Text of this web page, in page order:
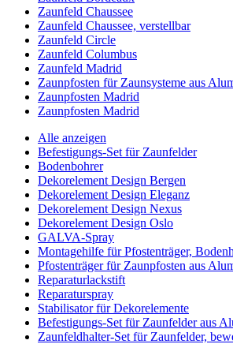
Zaunfeld Chaussee
Zaunfeld Chaussee, verstellbar
Zaunfeld Circle
Zaunfeld Columbus
Zaunfeld Madrid
Zaunpfosten für Zaunsysteme aus
Zaunpfosten Madrid
Zaunpfosten Madrid
Alle anzeigen
Befestigungs-Set für Zaunfelder
Bodenbohrer
Dekorelement Design Bergen
Dekorelement Design Eleganz
Dekorelement Design Nexus
Dekorelement Design Oslo
GALVA-Spray
Montagehilfe für Pfostenträger,
Pfostenträger für Zaunpfosten aus
Reparaturlackstift
Reparaturspray
Stabilisator für Dekorelemente
Befestigungs-Set für Zaunfelder aus
Zaunfeldhalter-Set für Zaunfelder,